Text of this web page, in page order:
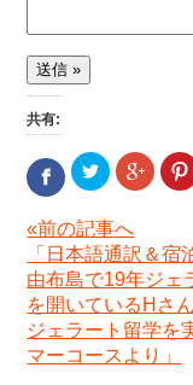
共有:
ク
リ
ッ
ク
し
て
Facebook
で
共
有
(新
ク
リ
ク
し
て
Twitter
で
共
有
(新
ク
リ
し
て
で
共
有
(新
«前の記事へ
「日本語通訳＆宿
由布島で19年ジェ
を開いているHさ
ジェラート留学を
マーコースより」